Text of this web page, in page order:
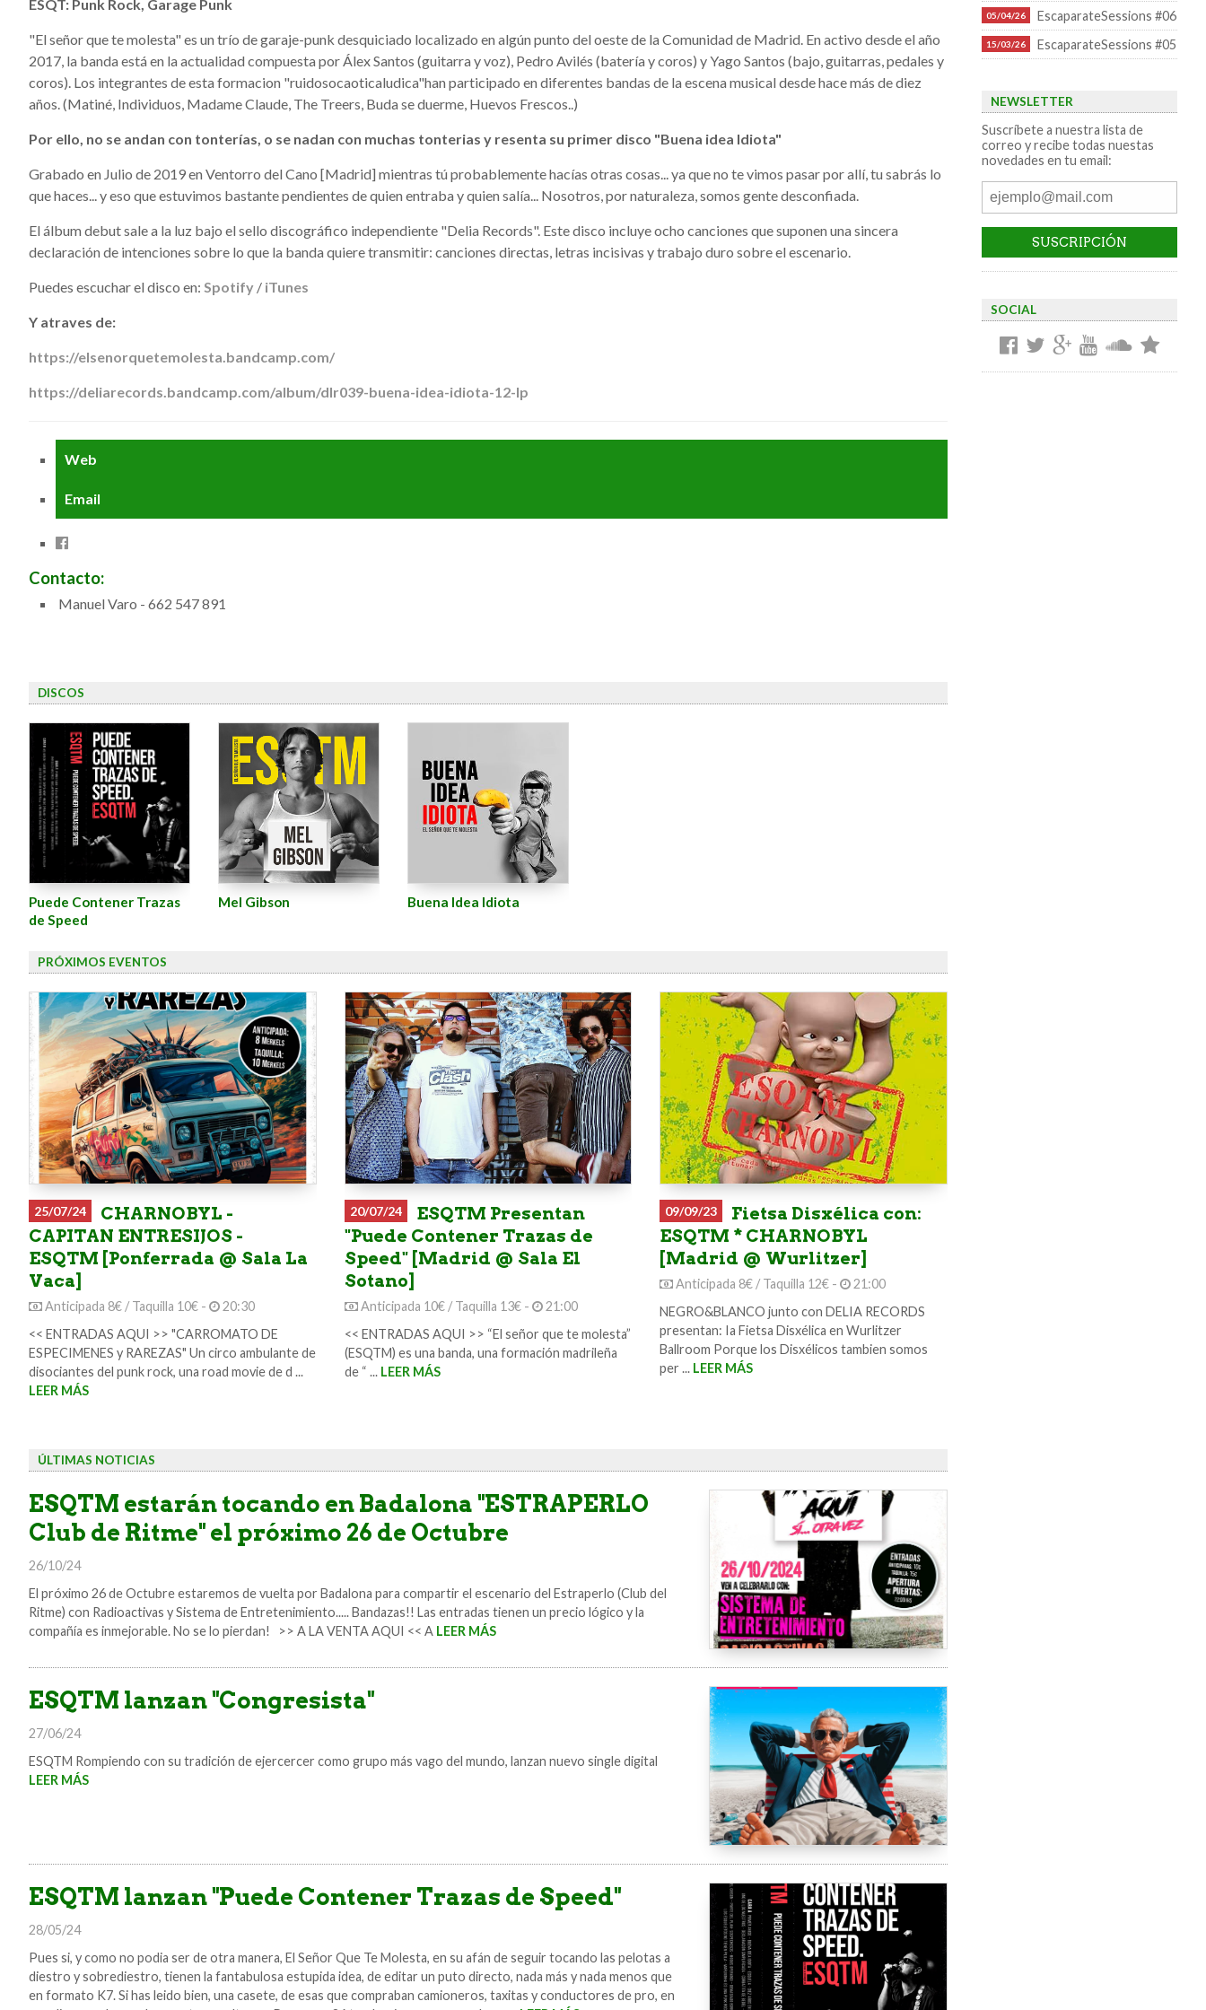
ESQT: Punk Rock, Garage Punk
"El señor que te molesta" es un trío de garaje-punk desquiciado localizado en algún punto del oeste de la Comunidad de Madrid. En activo desde el año
2017, la banda está en la actualidad compuesta por Álex Santos (guitarra y voz), Pedro Avilés (batería y coros) y Yago Santos (bajo, guitarras, pedales y
coros). Los integrantes de esta formacion "ruidosocaoticaludica"han participado en diferentes bandas de la escena musical desde hace más de diez
años. (Matiné, Individuos, Madame Claude, The Treers, Buda se duerme, Huevos Frescos..)
Por ello, no se andan con tonterías, o se nadan con muchas tonterias y resenta su primer disco "Buena idea Idiota"
Grabado en Julio de 2019 en Ventorro del Cano [Madrid] mientras tú probablemente hacías otras cosas... ya que no te vimos pasar por allí, tu sabrás lo
que haces... y eso que estuvimos bastante pendientes de quien entraba y quien salía... Nosotros, por naturaleza, somos gente desconfiada.
El álbum debut sale a la luz bajo el sello discográfico independiente "Delia Records". Este disco incluye ocho canciones que suponen una sincera
declaración de intenciones sobre lo que la banda quiere transmitir: canciones directas, letras incisivas y trabajo duro sobre el escenario.
Puedes escuchar el disco en: Spotify / iTunes
Y atraves de:
https://elsenorquetemolesta.bandcamp.com/
https://deliarecords.bandcamp.com/album/dlr039-buena-idea-idiota-12-lp
Web
Email
Contacto:
Manuel Varo - 662 547 891
DISCOS
Puede Contener Trazas
de Speed
Mel Gibson Buena Idea Idiota
PRÓXIMOS EVENTOS
25/07/24
CHARNOBYL -
CAPITAN ENTRESIJOS -
ESQTM [Ponferrada @ Sala La
Vaca]
Anticipada 8€ / Taquilla 10€ -
20:30
<< ENTRADAS AQUI >> "CARROMATO DE
ESPECIMENES y RAREZAS" Un circo ambulante de
disociantes del punk rock, una road movie de d ...
LEER MÁS
20/07/24
ESQTM Presentan
"Puede Contener Trazas de
Speed" [Madrid @ Sala El
Sotano]
Anticipada 10€ / Taquilla 13€ -
21:00
<< ENTRADAS AQUI >> “El señor que te molesta”
(ESQTM) es una banda, una formación madrileña
de “ ... LEER MÁS
09/09/23
Fietsa Disxélica con:
ESQTM * CHARNOBYL
[Madrid @ Wurlitzer]
Anticipada 8€ / Taquilla 12€ -
21:00
NEGRO&BLANCO junto con DELIA RECORDS
presentan: Ia Fietsa Disxélica en Wurlitzer
Ballroom Porque los Disxélicos tambien somos
per ... LEER MÁS
ÚLTIMAS NOTICIAS
ESQTM estarán tocando en Badalona "ESTRAPERLO
Club de Ritme" el próximo 26 de Octubre
26/10/24
El próximo 26 de Octubre estaremos de vuelta por Badalona para compartir el escenario del Estraperlo (Club del
Ritme) con Radioactivas y Sistema de Entretenimiento..... Bandazas!! Las entradas tienen un precio lógico y la
compañía es inmejorable. No se lo pierdan! >> A LA VENTA AQUI << A LEER MÁS
ESQTM lanzan "Congresista"
27/06/24
ESQTM Rompiendo con su tradición de ejercercer como grupo más vago del mundo, lanzan nuevo single digital
LEER MÁS
ESQTM lanzan "Puede Contener Trazas de Speed"
28/05/24
Pues si, y como no podia ser de otra manera, El Señor Que Te Molesta, en su afán de seguir tocando las pelotas a
diestro y sobrediestro, tienen la fantabulosa estupida idea, de editar un puto directo, nada más y nada menos que
en formato K7. Si has leido bien, una casete, de esas que compraban camioneros, taxitas y conductores de pro, en
05/04/26 EscaparateSessions #06
15/03/26 EscaparateSessions #05
NEWSLETTER
Suscríbete a nuestra lista de
correo y recibe todas nuestas
novedades en tu email:
SOCIAL